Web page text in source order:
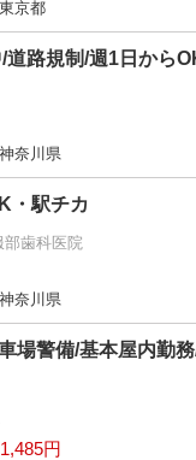
京都
道路規制/週1日から
奈川県
・駅チカ
部歯科医院
奈川県
場警備/基本屋内勤
円